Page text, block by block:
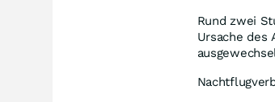
Rund zwei
Ursache